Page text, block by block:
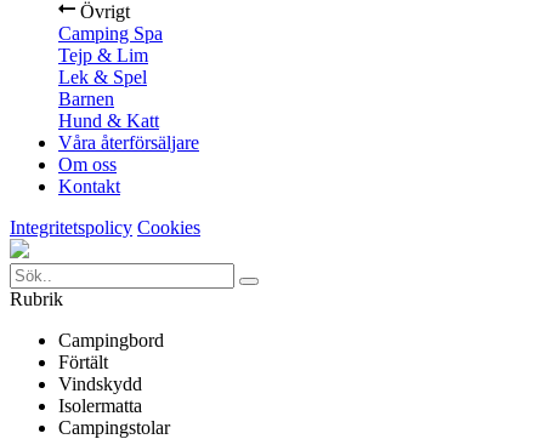
Övrigt
Camping Spa
Tejp & Lim
Lek & Spel
Barnen
Hund & Katt
Våra återförsäljare
Om oss
Kontakt
Integritetspolicy Cookies
Rubrik
Campingbord
Förtält
Vindskydd
Isolermatta
Campingstolar